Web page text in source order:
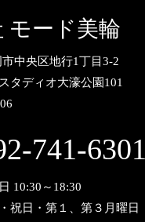
モード美輪
中央区地行1丁目3-2
タディオ大濠公園101
741-6301
10:30～18:30
祝日・第１、第３月曜日